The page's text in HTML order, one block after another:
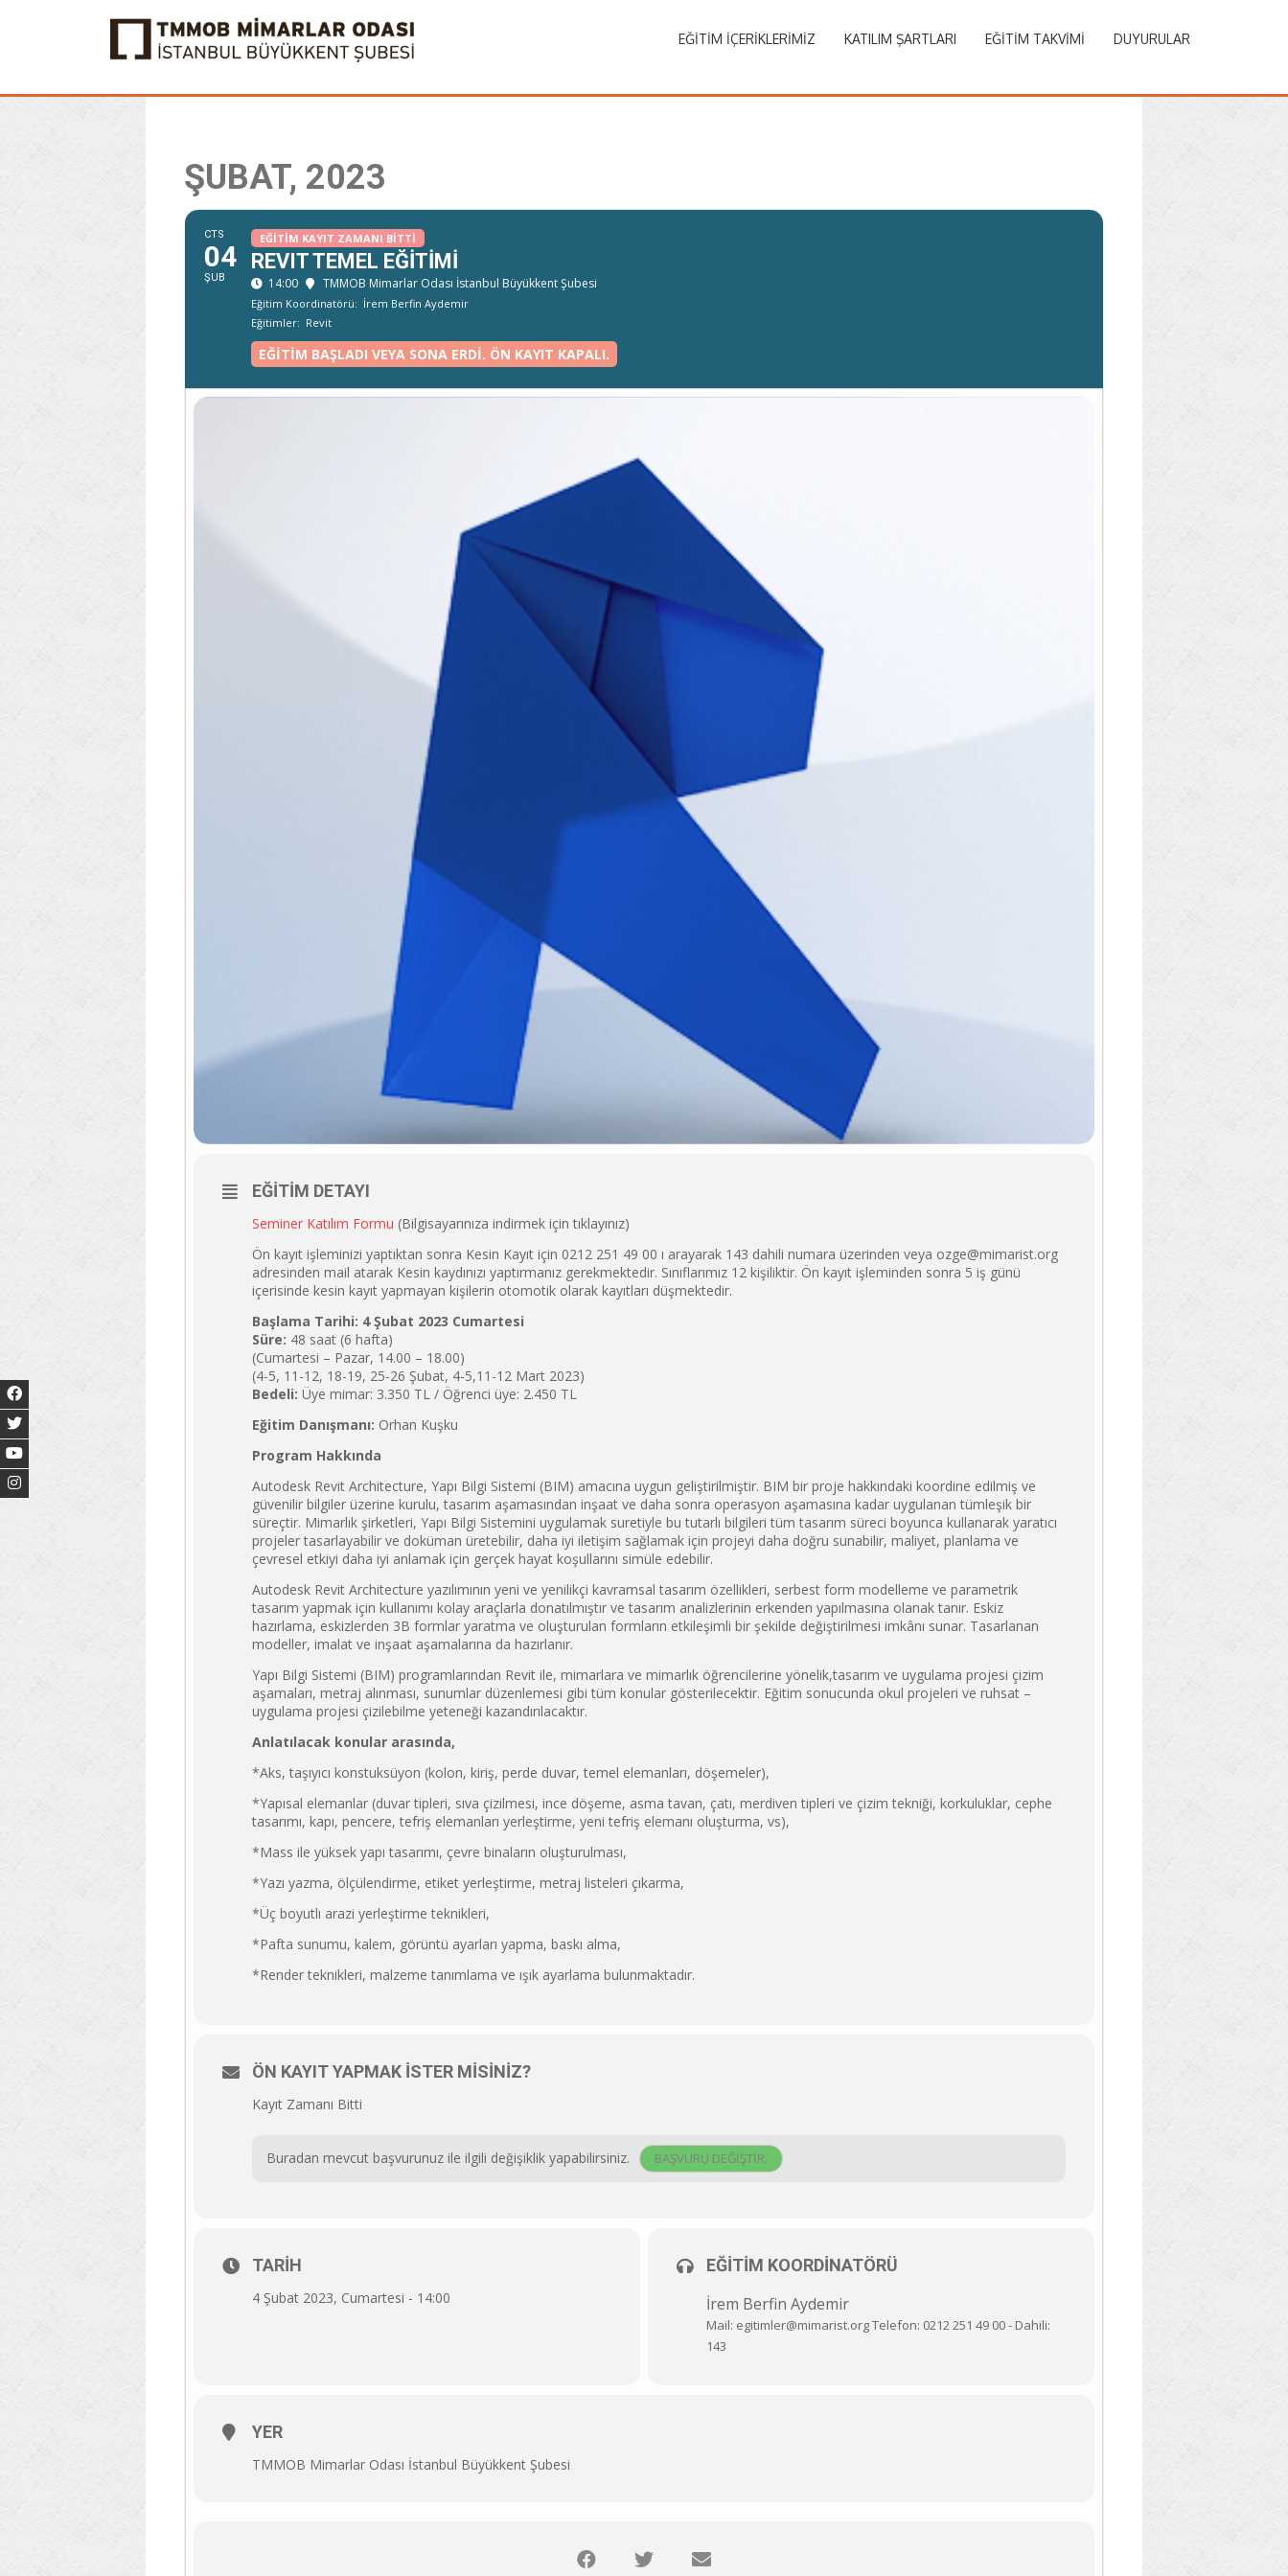
EĞITIM İÇERIKLERIMIZ KATILIM ŞARTLARI EĞITIM TAKVIMI DUYURULAR
ŞUBAT, 2023
CTS
04
ŞUB
EĞITIM KAYIT ZAMANI BITTI
REVIT TEMEL EĞITIMI
14:00 TMMOB Mimarlar Odası İstanbul Büyükkent Şubesi
Eğitim Koordinatörü: İrem Berfin Aydemir
Eğitimler: Revit
EĞITIM BAŞLADI VEYA SONA ERDI. ÖN KAYIT KAPALI.
EĞITIM DETAYI
Seminer Katılım Formu (Bilgisayarınıza indirmek için tıklayınız)
Ön kayıt işleminizi yaptıktan sonra Kesin Kayıt için 0212 251 49 00 ı arayarak 143 dahili numara üzerinden veya ozge@mimarist.org
adresinden mail atarak Kesin kaydınızı yaptırmanız gerekmektedir. Sınıflarımız 12 kişiliktir. Ön kayıt işleminden sonra 5 iş günü
içerisinde kesin kayıt yapmayan kişilerin otomotik olarak kayıtları düşmektedir.
Başlama Tarihi: 4 Şubat 2023 Cumartesi
Süre: 48 saat (6 hafta)
(Cumartesi – Pazar, 14.00 – 18.00)
(4-5, 11-12, 18-19, 25-26 Şubat, 4-5,11-12 Mart 2023)
Bedeli: Üye mimar: 3.350 TL / Öğrenci üye: 2.450 TL
Eğitim Danışmanı: Orhan Kuşku
Program Hakkında
Autodesk Revit Architecture, Yapı Bilgi Sistemi (BIM) amacına uygun geliştirilmiştir. BIM bir proje hakkındaki koordine edilmiş ve
güvenilir bilgiler üzerine kurulu, tasarım aşamasından inşaat ve daha sonra operasyon aşamasına kadar uygulanan tümleşik bir
süreçtir. Mimarlık şirketleri, Yapı Bilgi Sistemini uygulamak suretiyle bu tutarlı bilgileri tüm tasarım süreci boyunca kullanarak yaratıcı
projeler tasarlayabilir ve doküman üretebilir, daha iyi iletişim sağlamak için projeyi daha doğru sunabilir, maliyet, planlama ve
çevresel etkiyi daha iyi anlamak için gerçek hayat koşullarını simüle edebilir.
Autodesk Revit Architecture yazılımının yeni ve yenilikçi kavramsal tasarım özellikleri, serbest form modelleme ve parametrik
tasarım yapmak için kullanımı kolay araçlarla donatılmıştır ve tasarım analizlerinin erkenden yapılmasına olanak tanır. Eskiz
hazırlama, eskizlerden 3B formlar yaratma ve oluşturulan formların etkileşimli bir şekilde değiştirilmesi imkânı sunar. Tasarlanan
modeller, imalat ve inşaat aşamalarına da hazırlanır.
Yapı Bilgi Sistemi (BIM) programlarından Revit ile, mimarlara ve mimarlık öğrencilerine yönelik,tasarım ve uygulama projesi çizim
aşamaları, metraj alınması, sunumlar düzenlemesi gibi tüm konular gösterilecektir. Eğitim sonucunda okul projeleri ve ruhsat –
uygulama projesi çizilebilme yeteneği kazandırılacaktır.
Anlatılacak konular arasında,
*Aks, taşıyıcı konstuksüyon (kolon, kiriş, perde duvar, temel elemanları, döşemeler),
*Yapısal elemanlar (duvar tipleri, sıva çizilmesi, ince döşeme, asma tavan, çatı, merdiven tipleri ve çizim tekniği, korkuluklar, cephe
tasarımı, kapı, pencere, tefriş elemanları yerleştirme, yeni tefriş elemanı oluşturma, vs),
*Mass ile yüksek yapı tasarımı, çevre binaların oluşturulması,
*Yazı yazma, ölçülendirme, etiket yerleştirme, metraj listeleri çıkarma,
*Üç boyutlı arazi yerleştirme teknikleri,
*Pafta sunumu, kalem, görüntü ayarları yapma, baskı alma,
*Render teknikleri, malzeme tanımlama ve ışık ayarlama bulunmaktadır.
ÖN KAYIT YAPMAK İSTER MISINIZ?
Kayıt Zamanı Bitti
Buradan mevcut başvurunuz ile ilgili değişiklik yapabilirsiniz. BAŞVURU DEĞIŞTIR.
TARIH
4 Şubat 2023, Cumartesi - 14:00
EĞITIM KOORDINATÖRÜ
İrem Berfin Aydemir
Mail: egitimler@mimarist.org Telefon: 0212 251 49 00 - Dahili:
143
YER
TMMOB Mimarlar Odası İstanbul Büyükkent Şubesi